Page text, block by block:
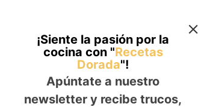
Inicio ALMUERZO
¡Siente la pasión por la
cocina con "Recetas
Dorada"!
Apúntate a nuestro
newsletter y recibe trucos,